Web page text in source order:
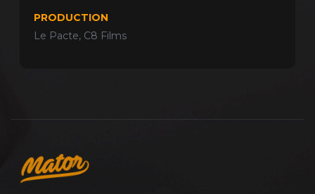
PRODUCTION
Le Pacte, C8 Films